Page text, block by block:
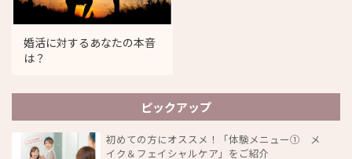
婚活に対するあなたの本音
は？
ピックアップ
初めての方にオススメ！「体験メニュー① メ
イク＆フェイシャルケア」をご紹介